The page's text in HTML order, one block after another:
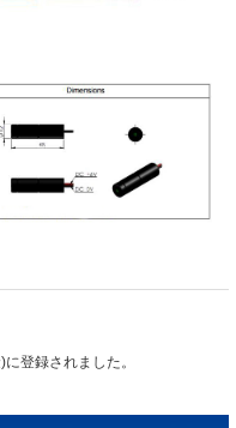
登録されました。